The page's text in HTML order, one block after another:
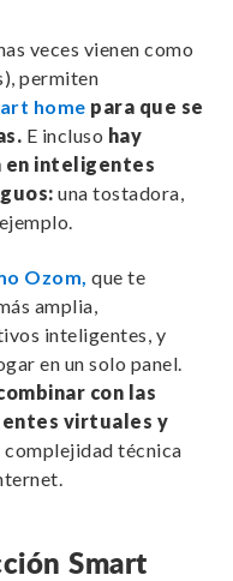
veces vienen como
permiten
home para que se
E incluso hay
en inteligentes
una tostadora,
Ozom, que te
amplia,
inteligentes, y
en un solo panel.
con las
virtuales y
complejidad técnica
Smart